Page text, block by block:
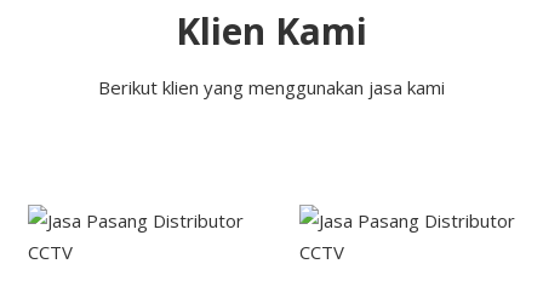
Klien Kami
Berikut klien yang menggunakan jasa kami